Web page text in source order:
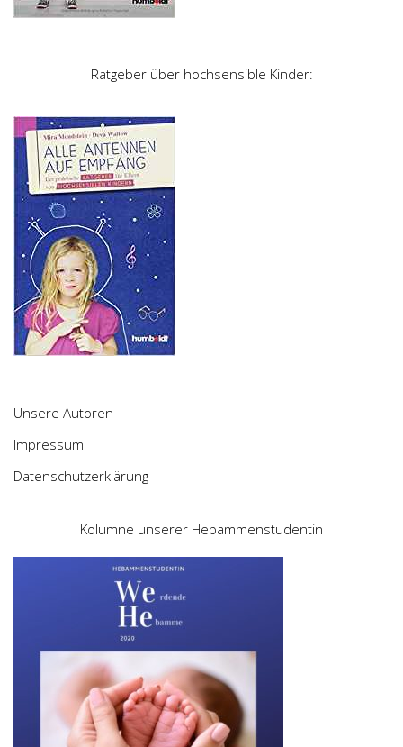
Ratgeber über hochsensible Kinder:
Unsere Autoren
Impressum
Datenschutzerklärung
Kolumne unserer Hebammenstudentin